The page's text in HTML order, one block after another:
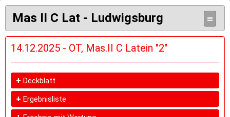
Mas II C Lat - Ludwigsburg ≡
14.12.2025 - OT, Mas.II C Latein "2"
+ Deckblatt
+ Ergebnisliste